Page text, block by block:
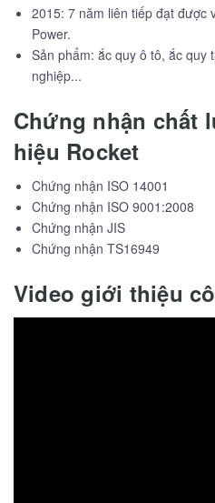
2015: 7 năm liên tiếp đạt được
Power.
Sản phẩm: ắc quy ô tô, ắc quy
nghiệp...
Chứng nhận chất
hiệu Rocket
Chứng nhận ISO 14001
Chứng nhận ISO 9001:2008
Chứng nhận JIS
Chứng nhận TS16949
Video giới thiệu